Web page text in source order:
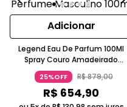
Adicionar
Legend Eau De Parfum 100Ml
Spray Couro Amadeirado
Masculino Montblanc
25%OFF R$879,00
R$ 654,90